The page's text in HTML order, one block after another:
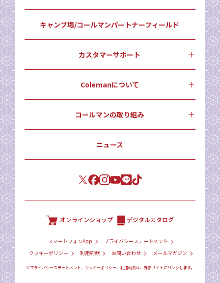
キャンプ場/コールマンパートナーフィールド
カスタマーサポート
Colemanについて
コールマンの取り組み
ニュース
オンラインショップ デジタルカタログ
スマートフォンApp
プライバシーステートメント
クッキーポリシー
利用約款 お問い合わせ メールマガジン
※プライバシーステートメント、クッキーポリシー、利用約款は、外部サイトにリンクします。